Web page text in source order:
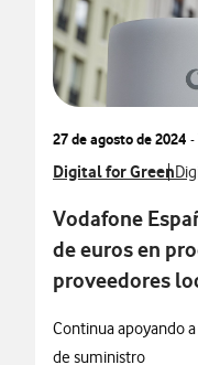
27 de agosto de 2024 -
Ver más notas de
Digital for Green
Vodafone
de euros en
proveedores
Continua apoyando
de suministro